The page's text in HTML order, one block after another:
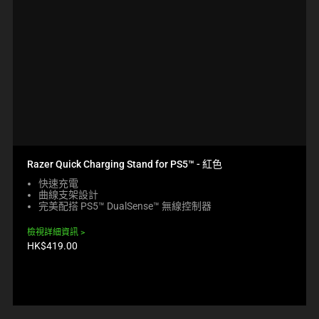
Razer Quick Charging Stand for PS5™ - 紅色
快速充電
曲線支架設計
完美配搭 PS5™ DualSense™ 無線控制器
檢視詳細資訊
產
HK$419.00